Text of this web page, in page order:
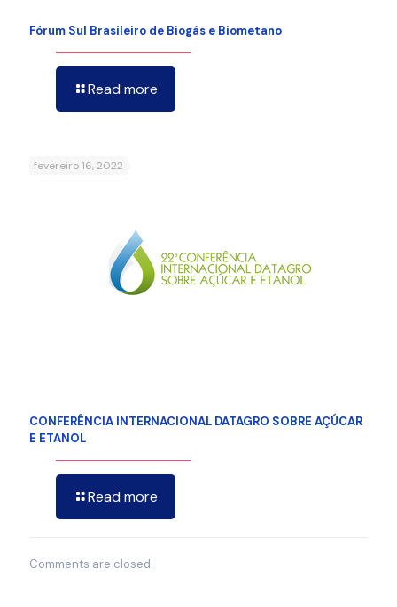
Fórum Sul Brasileiro de Biogás e Biometano
Read more
fevereiro 16, 2022
CONFERÊNCIA INTERNACIONAL DATAGRO SOBRE AÇÚCAR
E ETANOL
Read more
Comments are closed.